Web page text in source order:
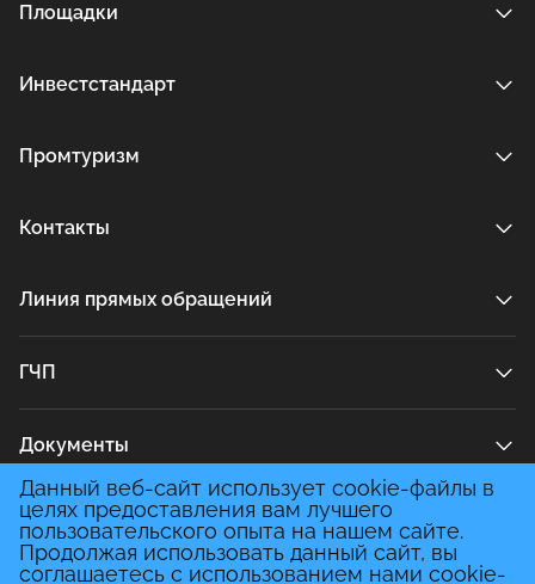
Площадки
Инвестстандарт
Промтуризм
Контакты
Линия прямых обращений
ГЧП
Документы
Медиа
Данный веб-сайт использует cookie-файлы в
целях предоставления вам лучшего
пользовательского опыта на нашем сайте.
Продолжая использовать данный сайт, вы
соглашаетесь с использованием нами cookie-